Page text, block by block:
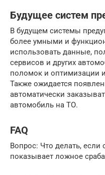
Будущее систем
В будущем системы
более умными и
использовать данные,
сервисов и других
поломок и оптимизации
Также ожидается
автоматически
автомобиль на ТО.
FAQ
Вопрос: Что делать,
показывает ложное